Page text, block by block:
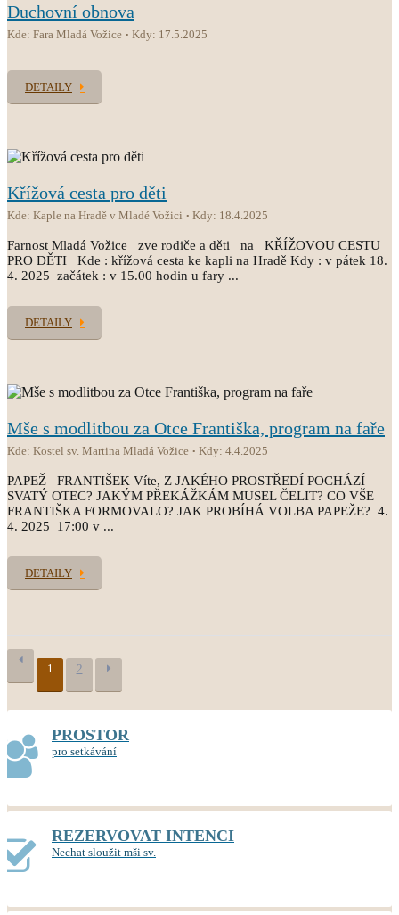
Duchovní obnova
Kde: Fara Mladá Vožice Kdy: 17.5.2025
DETAILY
Křížová cesta pro děti
Kde: Kaple na Hradě v Mladé Vožici Kdy: 18.4.2025
Farnost Mladá Vožice zve rodiče a děti na KŘÍŽOVOU CESTU
PRO DĚTI Kde : křížová cesta ke kapli na Hradě Kdy : v pátek 18.
4. 2025 začátek : v 15.00 hodin u fary ...
DETAILY
Mše s modlitbou za Otce Františka, program na faře
Kde: Kostel sv. Martina Mladá Vožice Kdy: 4.4.2025
PAPEŽ FRANTIŠEK Víte, Z JAKÉHO PROSTŘEDÍ POCHÁZÍ
SVATÝ OTEC? JAKÝM PŘEKÁŽKÁM MUSEL ČELIT? CO VŠE
FRANTIŠKA FORMOVALO? JAK PROBÍHÁ VOLBA PAPEŽE? 4.
4. 2025 17:00 v ...
DETAILY
1 2
PROSTOR
pro setkávání
REZERVOVAT INTENCI
Nechat sloužit mši sv.